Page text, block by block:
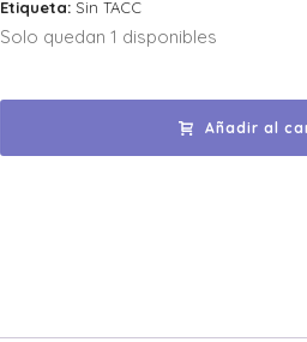
Etiqueta: Sin TACC
Solo quedan 1 disponibles
Añadir al